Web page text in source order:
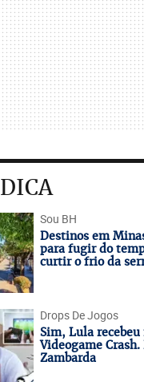
Sou BH
Destinos em
para fugir do
curtir o frio da
Drops De Jogos
Sim, Lula
Videogame Crash.
Zambarda